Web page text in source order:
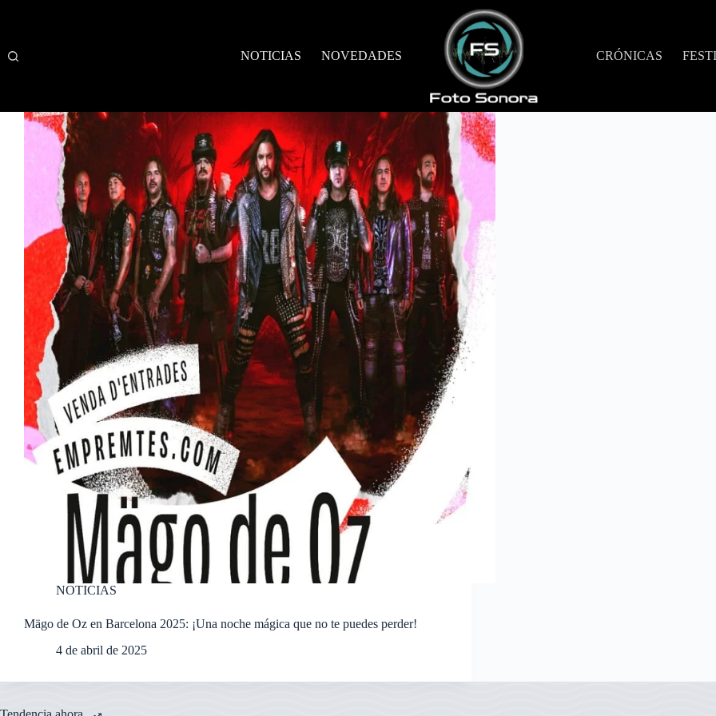
NOTICIAS
NOVEDADES CRÓNICAS
NOTICIAS
Mägo de Oz en Barcelona 2025: ¡Una noche mágica que no te puedes perder!
4 de abril de 2025